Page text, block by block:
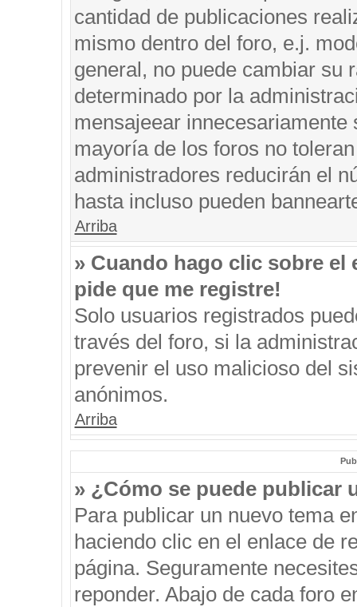
cantidad de publicaciones
mismo dentro del foro, e.j.
general, no puede cambiar su
determinado por la
mensajeear
mayoría de los foros no
administradores reducirán el
hasta incluso pueden
Arriba
» Cuando hago clic sobre el
pide que me registre!
Solo usuarios registrados
través del foro, si la
prevenir el uso malicioso del
anónimos.
Arriba
» ¿Cómo se puede publicar
Para publicar un nuevo tema
haciendo clic en el enlace de
página. Seguramente
reponder. Abajo de cada foro